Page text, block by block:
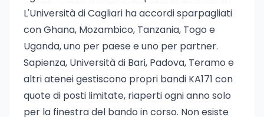
L'Università di Cagliari ha accordi sparpagliati
con Ghana, Mozambico, Tanzania, Togo e
Uganda, uno per paese e uno per partner.
Sapienza, Università di Bari, Padova, Teramo e
altri atenei gestiscono propri bandi KA171 con
quote di posti limitate, riaperti ogni anno solo
per la finestra del bando in corso. Non esiste